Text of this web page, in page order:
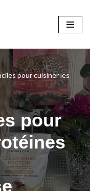
pour cuisiner les
pour